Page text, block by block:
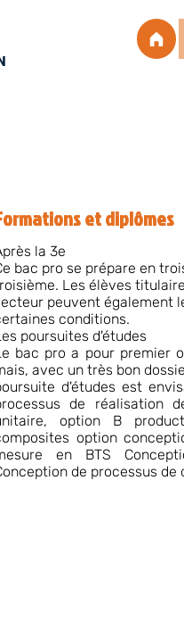
et diplômes
la 3e
bac pro se prépare en
Les élèves
peuvent également
conditions.
poursuites d'études
bac pro a pour premier
avec un très bon
d'études est
de réalisation
option B
option
en BTS
de processus de